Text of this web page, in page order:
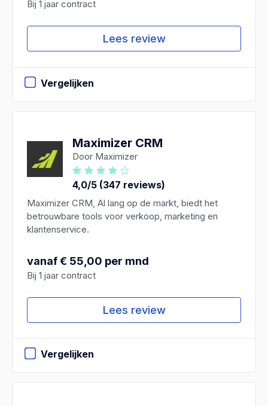
Bij 1 jaar contract
Lees review
Vergelijken
Maximizer CRM
Door Maximizer
4,0/5 (347 reviews)
Maximizer CRM, Al lang op de markt, biedt het
betrouwbare tools voor verkoop, marketing en
klantenservice.
vanaf € 55,00 per mnd
Bij 1 jaar contract
Lees review
Vergelijken